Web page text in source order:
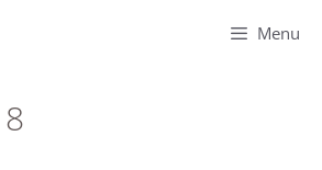
Menu